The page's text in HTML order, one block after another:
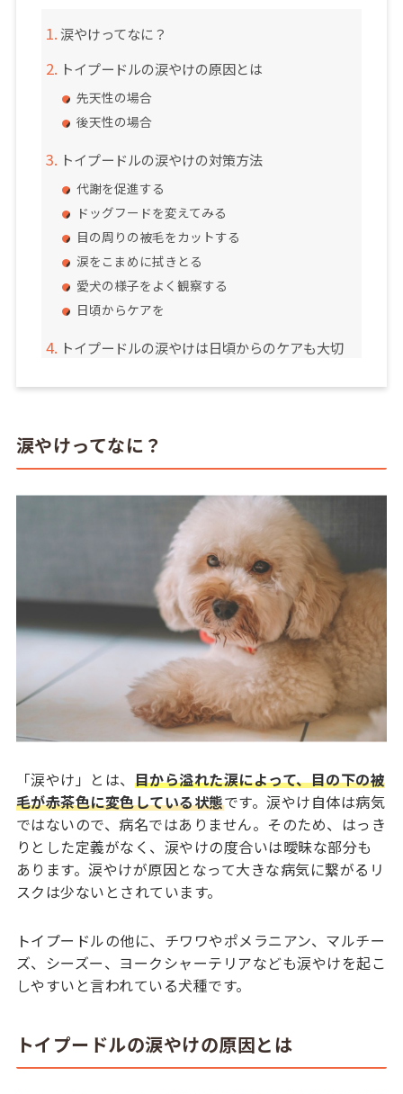
涙やけってなに？
トイプードルの涙やけの原因とは
先天性の場合
後天性の場合
トイプードルの涙やけの対策方法
代謝を促進する
ドッグフードを変えてみる
目の周りの被毛をカットする
涙をこまめに拭きとる
愛犬の様子をよく観察する
日頃からケアを
トイプードルの涙やけは日頃からのケアも大切
涙やけってなに？
「涙やけ」とは、 目から溢れた涙によって、目の下の被
毛が赤茶色に変色している状態です。涙やけ自体は病気
ではないので、病名ではありません。そのため、はっき
りとした定義がなく、涙やけの度合いは曖昧な部分も
あります。涙やけが原因となって大きな病気に繋がるリ
スクは少ないとされています。
トイプードルの他に、チワワやポメラニアン、マルチー
ズ、シーズー、ヨークシャーテリアなども涙やけを起こ
しやすいと言われている犬種です。
トイプードルの涙やけの原因とは